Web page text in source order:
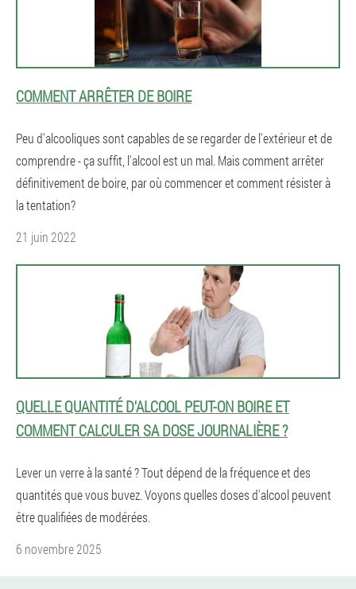
COMMENT ARRÊTER DE BOIRE
Peu d'alcooliques sont capables de se regarder de l'extérieur et de
comprendre - ça suffit, l'alcool est un mal. Mais comment arrêter
définitivement de boire, par où commencer et comment résister à
la tentation?
21 juin 2022
QUELLE QUANTITÉ D'ALCOOL PEUT-ON BOIRE ET
COMMENT CALCULER SA DOSE JOURNALIÈRE ?
Lever un verre à la santé ? Tout dépend de la fréquence et des
quantités que vous buvez. Voyons quelles doses d'alcool peuvent
être qualifiées de modérées.
6 novembre 2025